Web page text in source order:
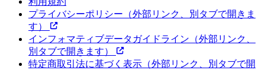
プライバシーポリシー （外部リンク、別タブで開きま
す）
インフォマティブデータガイドライン （外部リンク、
別タブで開きます）
特定商取引法に基づく表示 （外部リンク、別タブで開